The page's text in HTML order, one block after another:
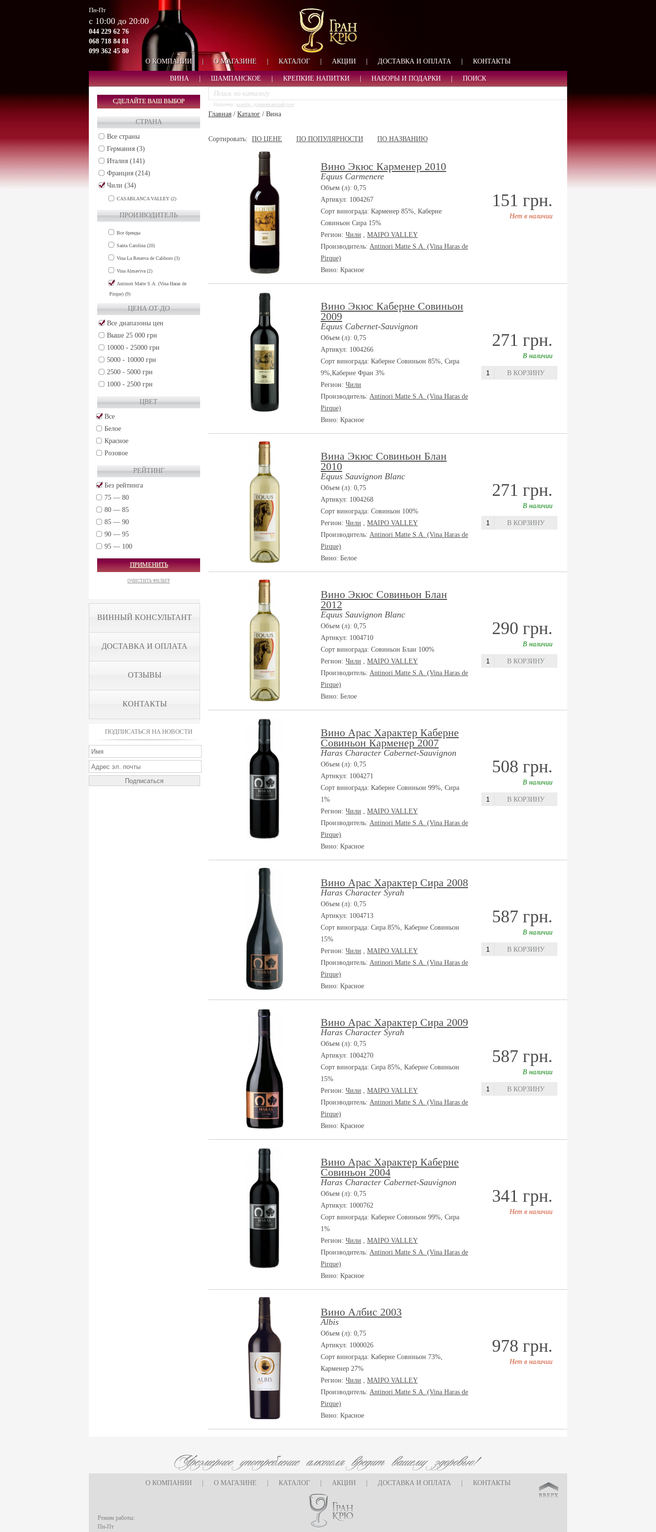
ЛОГИН
ЗАПОМНИТЬ МЕНЯ
ВАШЕ ИМЯ:
ТЕЛЕФОН:
ИМЯ
Пн-Пт
с 10:00 до 20:00
044 229 62 76
068 718 84 81
099 362 45 80
О КОМПАНИИ
| О МАГАЗИНЕ | КАТАЛОГ АКЦИИ ДОСТАВКА И ОПЛАТА КОНТАКТЫ
ВИНА ШАМПАНСКОЕ КРЕПКИЕ НАПИТКИ НАБОРЫ И ПОДАРКИ ПОИСК
СДЕЛАЙТЕ ВАШ ВЫБОР
СТРАНА
Все страны
Германия (3)
Италия (141)
Франция (214)
Чили (34)
CASABLANCA VALLEY (2)
MAIPO VALLEY (13)
MAULE VALLEY (3)
ПРОИЗВОДИТЕЛЬ
Все бренды
Santa Carolina (20)
Vina La Reserva de Caliboro (3)
Vina Almaviva (2)
Antinori Matte S.A. (Vina Haras de
Pirque) (9)
ЦЕНА ОТ ДО
Все диапазоны цен
Выше 25 000 грн
10000 - 25000 грн
5000 - 10000 грн
2500 - 5000 грн
1000 - 2500 грн
250 - 500 грн
50 - 250 грн
ЦВЕТ
Все
Белое
Красное
Розовое
РЕЙТИНГ
Без рейтинга
75 — 80
80 — 85
85 — 90
90 — 95
95 — 100
ПРИМЕНИТЬ
ОЧИСТИТЬ ФИЛЬТР
ВИННЫЙ КОНСУЛЬТАНТ
ДОСТАВКА И ОПЛАТА
ОТЗЫВЫ
КОНТАКТЫ
ПОДПИСАТЬСЯ НА НОВОСТИ
Например: кьянти, доминиканский ром
Главная / Каталог / Вина
Сортировать: ПО ЦЕНЕ ПО ПОПУЛЯРНОСТИ ПО НАЗВАНИЮ
Вино Экюс Карменер 2010
Equus Carmenere
Объем (л): 0,75
Артикул: 1004267
Сорт винограда: Карменер 85%, Каберне
Совиньон Сира 15%
Регион: Чили , MAIPO VALLEY
Производитель: Antinori Matte S.A. (Vina Haras de
Pirque)
Вино: Красное
151 грн.
Нет в наличии
Вино Экюс Каберне Совиньон
2009
Equus Cabernet-Sauvignon
Объем (л): 0,75
Артикул: 1004266
Сорт винограда: Каберне Совиньон 85%, Сира
9%,Каберне Фран 3%
Регион: Чили
Производитель: Antinori Matte S.A. (Vina Haras de
Pirque)
Вино: Красное
271 грн.
В наличии
В КОРЗИНУ
Вина Экюс Совиньон Блан
2010
Equus Sauvignon Blanc
Объем (л): 0,75
Артикул: 1004268
Сорт винограда: Совиньон 100%
Регион: Чили , MAIPO VALLEY
Производитель: Antinori Matte S.A. (Vina Haras de
Pirque)
Вино: Белое
271 грн.
В наличии
В КОРЗИНУ
Вино Экюс Совиньон Блан
2012
Equus Sauvignon Blanc
Объем (л): 0,75
Артикул: 1004710
Сорт винограда: Совиньон Блан 100%
Регион: Чили , MAIPO VALLEY
Производитель: Antinori Matte S.A. (Vina Haras de
Pirque)
Вино: Белое
290 грн.
В наличии
В КОРЗИНУ
Вино Арас Характер Каберне
Совиньон Карменер 2007
Haras Character Cabernet-Sauvignon
Объем (л): 0,75
Артикул: 1004271
Сорт винограда: Каберне Совиньон 99%, Сира
1%
Регион: Чили , MAIPO VALLEY
Производитель: Antinori Matte S.A. (Vina Haras de
Pirque)
Вино: Красное
508 грн.
В наличии
В КОРЗИНУ
Вино Арас Характер Сира 2008
Haras Character Syrah
Объем (л): 0,75
Артикул: 1004713
Сорт винограда: Сира 85%, Каберне Совиньон
15%
Регион: Чили , MAIPO VALLEY
Производитель: Antinori Matte S.A. (Vina Haras de
Pirque)
Вино: Красное
587 грн.
В наличии
В КОРЗИНУ
Вино Арас Характер Сира 2009
Haras Character Syrah
Объем (л): 0,75
Артикул: 1004270
Сорт винограда: Сира 85%, Каберне Совиньон
15%
Регион: Чили , MAIPO VALLEY
Производитель: Antinori Matte S.A. (Vina Haras de
Pirque)
Вино: Красное
587 грн.
В наличии
В КОРЗИНУ
Вино Арас Характер Каберне
Совиньон 2004
Haras Character Cabernet-Sauvignon
Объем (л): 0,75
Артикул: 1000762
Сорт винограда: Каберне Совиньон 99%, Сира
1%
Регион: Чили , MAIPO VALLEY
Производитель: Antinori Matte S.A. (Vina Haras de
Pirque)
Вино: Красное
341 грн.
Нет в наличии
Вино Албис 2003
Albis
Объем (л): 0,75
Артикул: 1000026
Сорт винограда: Каберне Совиньон 73%,
Карменер 27%
Регион: Чили , MAIPO VALLEY
Производитель: Antinori Matte S.A. (Vina Haras de
Pirque)
Вино: Красное
978 грн.
Нет в наличии
О КОМПАНИИ О МАГАЗИНЕ КАТАЛОГ АКЦИИ ДОСТАВКА И ОПЛАТА КОНТАКТЫ
Режим работы:
Пн-Пт